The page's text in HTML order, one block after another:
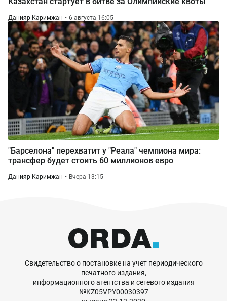
Данияр Каримжан 6 августа 16:05
"Барселона" перехватит у "Реала" чемпиона мира:
трансфер будет стоить 60 миллионов евро
Данияр Каримжан Вчера 13:15
Свидетельство о постановке на учет периодического
печатного издания,
информационного агентства и сетевого издания
№KZ05VPY00030397